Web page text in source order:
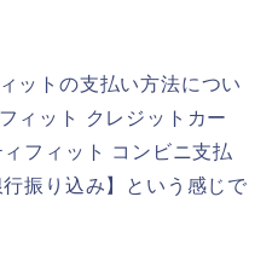
ットの支払い方法につい
ィット クレジットカー
フィット コンビニ支払
振り込み】という感じで